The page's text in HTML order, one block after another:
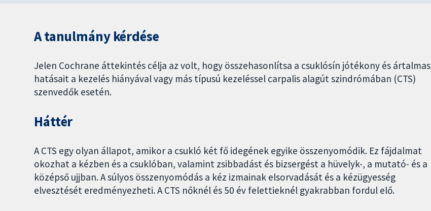
A tanulmány kérdése
Jelen Cochrane áttekintés célja az volt, hogy összehasonlítsa a csuklósín jótékony és ártalmas
hatásait a kezelés hiányával vagy más típusú kezeléssel carpalis alagút szindrómában (CTS)
szenvedők esetén.
Háttér
A CTS egy olyan állapot, amikor a csukló két fő idegének egyike összenyomódik. Ez fájdalmat
okozhat a kézben és a csuklóban, valamint zsibbadást és bizsergést a hüvelyk-, a mutató- és a
középső ujjban. A súlyos összenyomódás a kéz izmainak elsorvadását és a kézügyesség
elvesztését eredményezheti. A CTS nőknél és 50 év felettieknél gyakrabban fordul elő.